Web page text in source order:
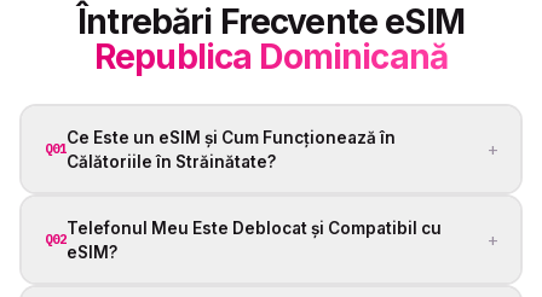
Întrebări Frecvente eSIM
Republica Dominicană
Q01
Ce Este un eSIM și Cum Funcționează în
Călătoriile în Străinătate?
+
Q02
Telefonul Meu Este Deblocat și Compatibil cu
eSIM?
+